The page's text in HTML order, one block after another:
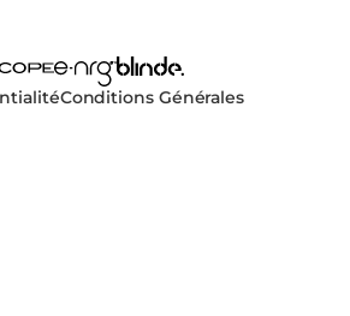
Heaters
e-NRG Bioethanol
Blinde Design
Conditions Générales